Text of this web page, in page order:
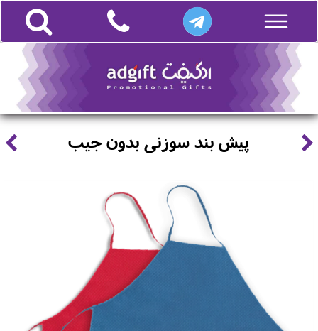
پیش بند سوزنی بدون جیب